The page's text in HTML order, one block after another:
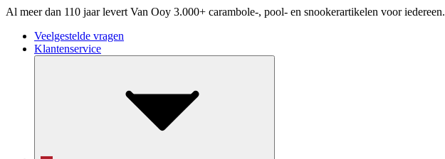
Al meer dan 110 jaar levert Van Ooy 3.000+ carambole-, pool- en snookerartikelen voor iedereen.
Veelgestelde vragen
Klantenservice